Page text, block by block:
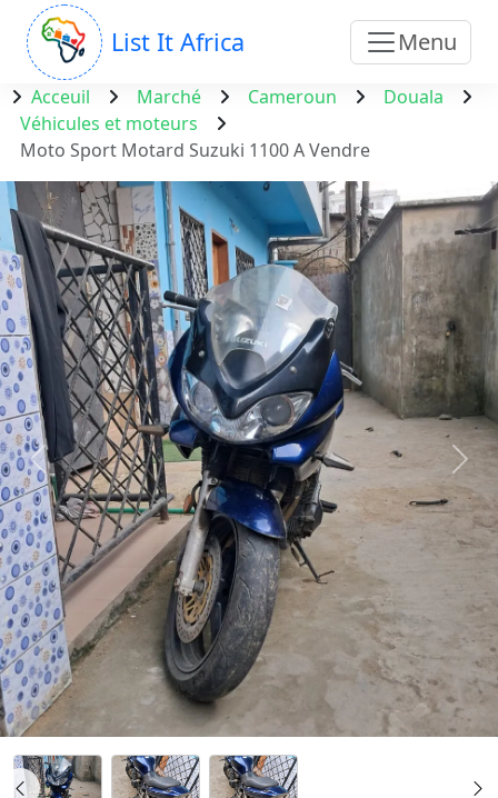
List It Africa Menu
Acceuil Marché Cameroun
Douala
Véhicules et moteurs
Moto Sport Motard Suzuki 1100 A Vendre